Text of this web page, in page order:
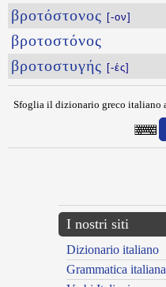
βροτόστονος [-ον]
βροτοστόνος
βροτοστυγής [-ές]
Sfoglia il dizionario greco italiano
I nostri siti
Dizionario italiano
Grammatica italiana